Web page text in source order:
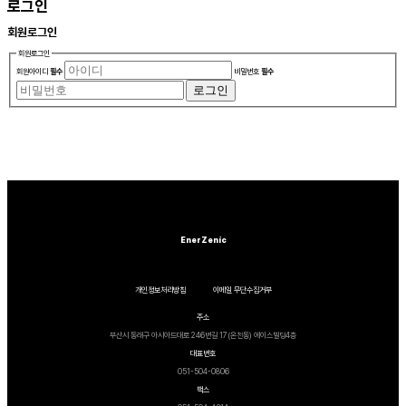
로그인
회원로그인
회원로그인
회원아이디 필수 비밀번호 필수
로그인
EnerZenic
개인정보처리방침 이메일 무단수집거부
주소
부산시 동래구 아시아드대로 246번길 17(온천동) 에이스빌딩4층
대표번호
051-504-0806
팩스